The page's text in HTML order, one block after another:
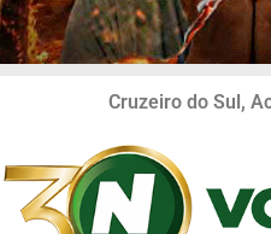
Cruzeiro do Sul,